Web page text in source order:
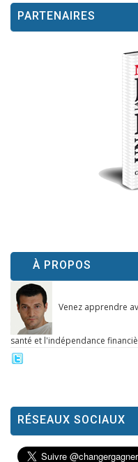
PARTENAIRES
À PROPOS
Venez apprendre
santé et l'indépendance
RÉSEAUX SOCIAUX